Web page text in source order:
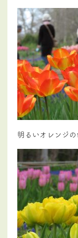
明るいオレンジ